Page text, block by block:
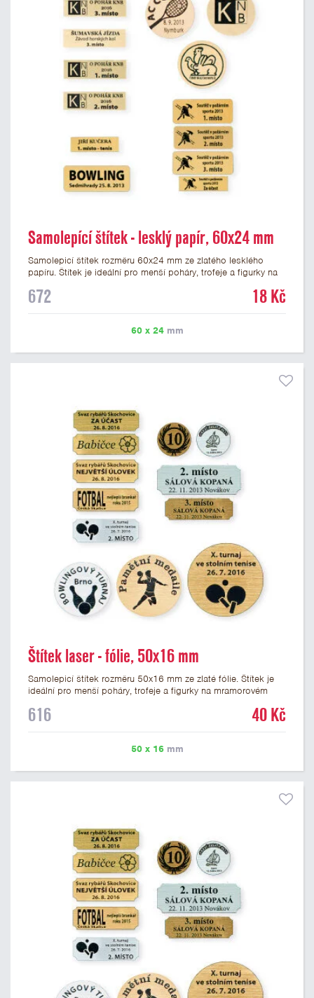
Samolepící štítek - lesklý papír, 60x24 mm
Samolepicí štítek rozměru 60x24 mm ze zlatého lesklého
papíru. Štítek je ideální pro menší poháry, trofeje a figurky na
libovolné logo nebo text. Potisk štítku je zahrnut v ceně. U
výrobu štítku je možné přiložit v prvním kroku objednávky.
672 18 Kč
60 x 24mm
Štítek laser - fólie, 50x16 mm
Samolepicí štítek rozměru 50x16 mm ze zlaté fólie. Štítek je
ideální pro menší poháry, trofeje a figurky na mramorovém
nebo text. U textu doporučujeme maximálně 3 řádky, aby byla
možné přiložit v prvním kroku objednávky.
616 40 Kč
50 x 16mm